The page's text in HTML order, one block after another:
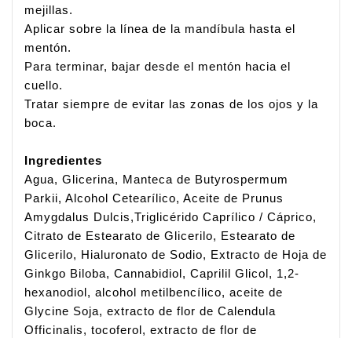
mejillas.
Aplicar sobre la línea de la mandíbula hasta el
mentón.
Para terminar, bajar desde el mentón hacia el
cuello.
Tratar siempre de evitar las zonas de los ojos y la
boca.
Ingredientes
Agua, Glicerina, Manteca de Butyrospermum
Parkii, Alcohol Cetearílico, Aceite de Prunus
Amygdalus Dulcis,Triglicérido Caprílico / Cáprico,
Citrato de Estearato de Glicerilo, Estearato de
Glicerilo, Hialuronato de Sodio, Extracto de Hoja de
Ginkgo Biloba, Cannabidiol, Caprilil Glicol, 1,2-
hexanodiol, alcohol metilbencílico, aceite de
Glycine Soja, extracto de flor de Calendula
Officinalis, tocoferol, extracto de flor de